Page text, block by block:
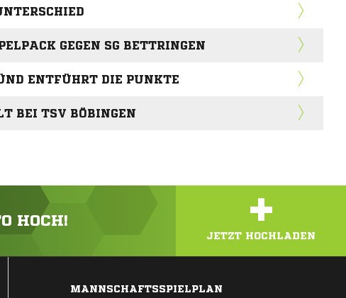
GEGEN SG BETTRINGEN
ENTFÜHRT DIE PUNKTE
BEI TSV BÖBINGEN
HOCH! +
JETZT HOCHLADEN
MANNSCHAFTSSPIELPLAN